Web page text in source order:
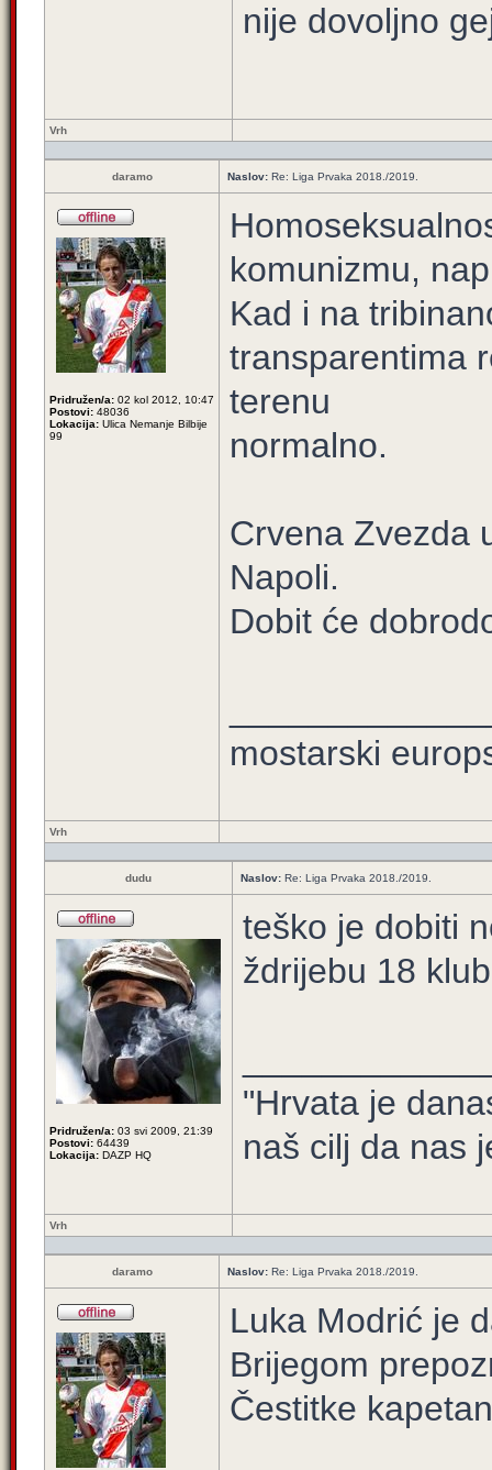
nije dovoljno
Vrh
daramo Naslov: Re: Liga Prvaka 2018./2019.
Pridružen/a: 02 kol 2012, 10:47
Postovi: 48036
Lokacija: Ulica Nemanje Bilbije
99
komunizmu,
Kad i na
transparentima
terenu
normalno.
Crvena Zvezda
Napoli.
Dobit će
mostarski
Vrh
dudu Naslov: Re: Liga Prvaka 2018./2019.
Pridružen/a: 03 svi 2009, 21:39
Postovi: 64439
Lokacija: DAZP HQ
teško je dobiti
ždrijebu 18
"Hrvata je
naš cilj da nas
Vrh
daramo Naslov: Re: Liga Prvaka 2018./2019.
Luka Modrić je
Brijegom
Čestitke